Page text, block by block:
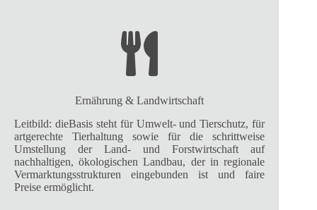
Ernährung & Landwirtschaft
Leitbild: dieBasis steht für Umwelt- und Tierschutz, für
artgerechte Tierhaltung sowie für die schrittweise
Umstellung der Land- und Forstwirtschaft auf
nachhaltigen, ökologischen Landbau, der in regionale
Vermarktungsstrukturen eingebunden ist und faire
Preise ermöglicht.